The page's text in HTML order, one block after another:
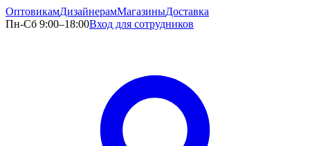
ОптовикамДизайнерамМагазиныДоставка
Пн-Сб 9:00–18:00Вход для сотрудников